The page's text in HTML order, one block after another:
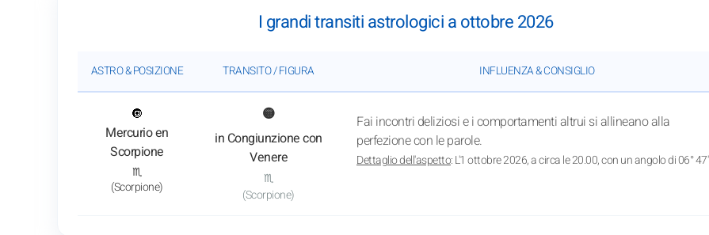
I grandi transiti astrologici a ottobre 2026
ASTRO & POSIZIONE TRANSITO / FIGURA INFLUENZA & CONSIGLIO
🔘
Mercurio en
Scorpione
: Vedi l'analisi del transito
♏
(Scorpione)
🟡
in Congiunzione con
Venere
♏
(Scorpione)
Fai incontri deliziosi e i comportamenti altrui si allineano alla
perfezione con le parole.
Dettaglio dell'aspetto: L'1 ottobre 2026, a circa le 20.00, con un angolo di 06° 47'